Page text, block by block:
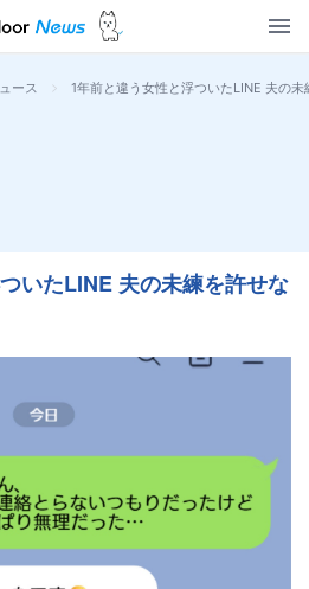
ース > 1年前と違う女性と浮ついたLINE 夫の
いたLINE 夫の未練を許せな